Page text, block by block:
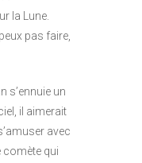
la Lune.
pas faire,
s’ennuie un
il aimerait
avec
comète qui